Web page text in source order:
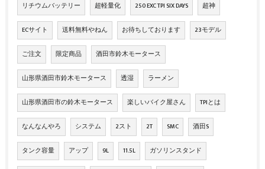
リチウムバッテリー 超軽量化 250 EXC TPI SIX DAYS 超神
ECサイト 送料無料やねん お待ちしております 23モデル
ご注文 限定商品 酒田市鈴木モータース
山形県酒田市鈴木モータース 透湿 ラーメン
山形県酒田市の鈴木モータース 楽しいバイク屋さん TPIとは
なんなんやろ システム 2スト 2T SMC 酒田S
タンク容量 アップ 9L 11.5L ガソリンスタンド